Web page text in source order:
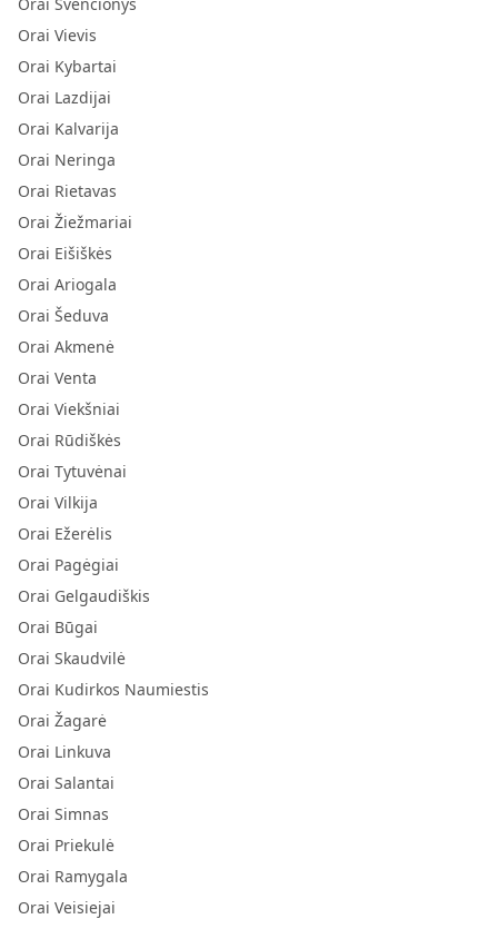
Orai Vievis
Orai Kybartai
Orai Lazdijai
Orai Kalvarija
Orai Neringa
Orai Rietavas
Orai Žiežmariai
Orai Eišiškės
Orai Ariogala
Orai Šeduva
Orai Akmenė
Orai Venta
Orai Viekšniai
Orai Rūdiškės
Orai Tytuvėnai
Orai Vilkija
Orai Ežerėlis
Orai Pagėgiai
Orai Gelgaudiškis
Orai Būgai
Orai Skaudvilė
Orai Kudirkos Naumiestis
Orai Žagarė
Orai Linkuva
Orai Salantai
Orai Simnas
Orai Priekulė
Orai Ramygala
Orai Veisiejai